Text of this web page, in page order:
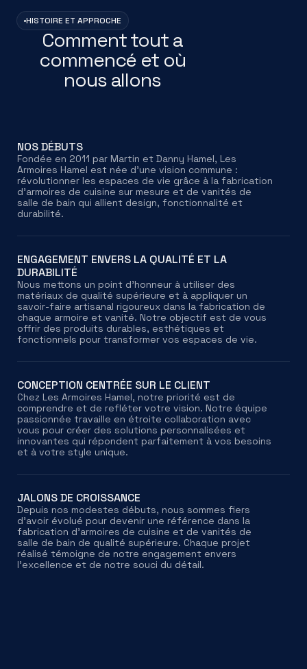
HISTOIRE ET APPROCHE
Comment tout a
commencé et où
nous allons
NOS DÉBUTS
Fondée en 2011 par Martin et Danny Hamel, Les
Armoires Hamel est née d'une vision commune :
révolutionner les espaces de vie grâce à la fabrication
d'armoires de cuisine sur mesure et de vanités de
salle de bain qui allient design, fonctionnalité et
durabilité.
ENGAGEMENT ENVERS LA QUALITÉ ET LA
DURABILITÉ
Nous mettons un point d'honneur à utiliser des
matériaux de qualité supérieure et à appliquer un
savoir-faire artisanal rigoureux dans la fabrication de
chaque armoire et vanité. Notre objectif est de vous
offrir des produits durables, esthétiques et
fonctionnels pour transformer vos espaces de vie.
CONCEPTION CENTRÉE SUR LE CLIENT
Chez Les Armoires Hamel, notre priorité est de
comprendre et de refléter votre vision. Notre équipe
passionnée travaille en étroite collaboration avec
vous pour créer des solutions personnalisées et
innovantes qui répondent parfaitement à vos besoins
et à votre style unique.
JALONS DE CROISSANCE
Depuis nos modestes débuts, nous sommes fiers
d'avoir évolué pour devenir une référence dans la
fabrication d'armoires de cuisine et de vanités de
salle de bain de qualité supérieure. Chaque projet
réalisé témoigne de notre engagement envers
l'excellence et de notre souci du détail.